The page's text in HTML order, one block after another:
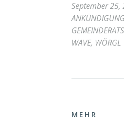
September 25,
WAVE, WÖRGL
MEHR